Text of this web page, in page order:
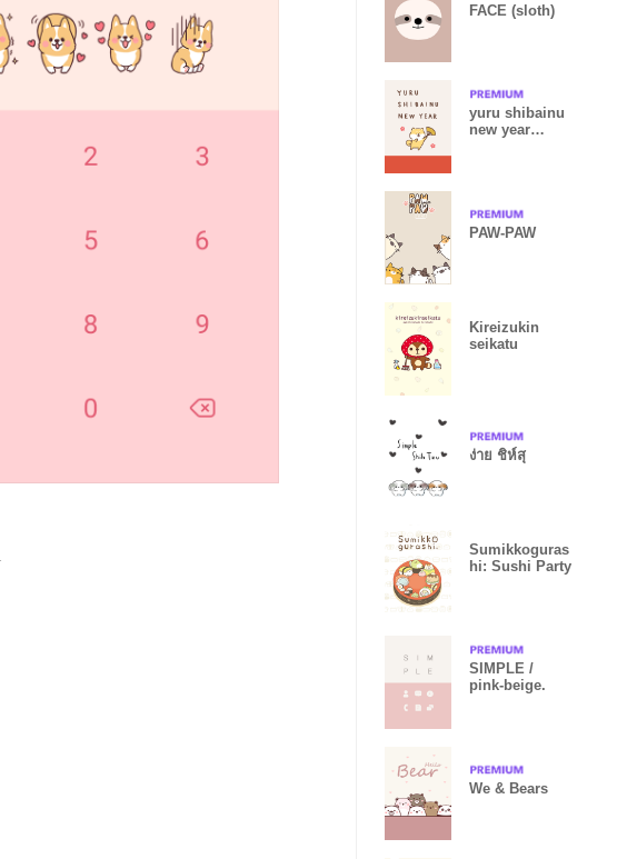
FACE (sloth)
yuru shibainu
new year
PAW-PAW
Kireizukin
seikatu
ง่าย ชิห์สุ
Sumikkoguras
hi: Sushi Party
SIMPLE /
pink-beige.
We & Bears